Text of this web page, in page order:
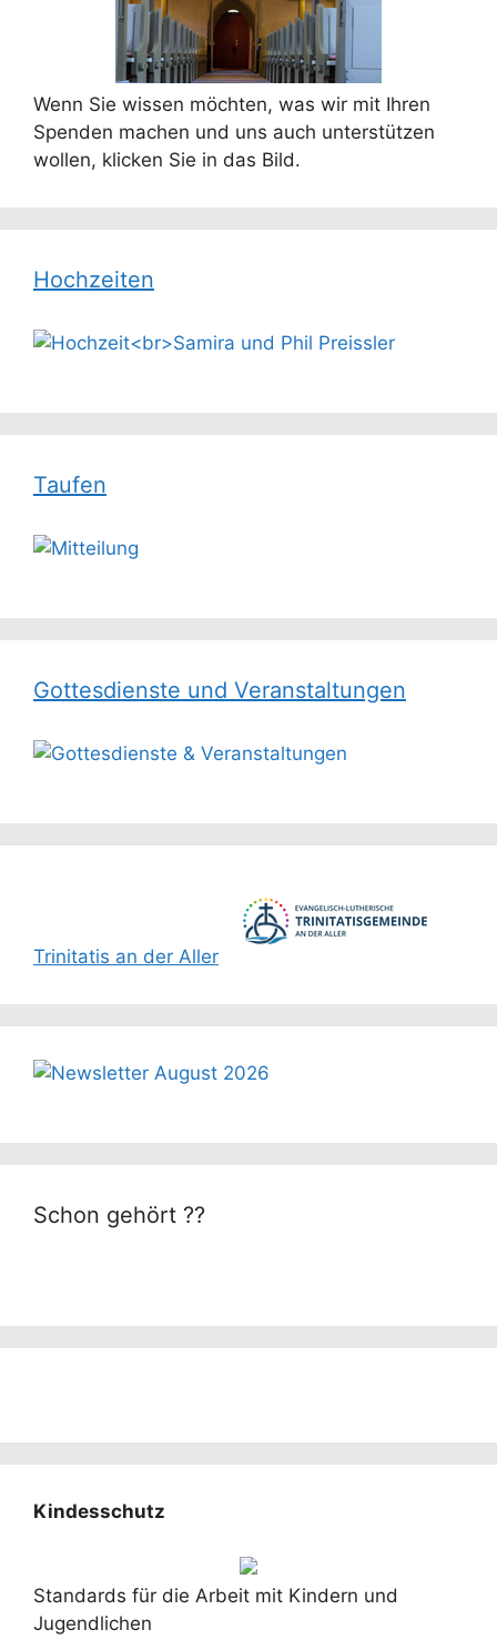
Wenn Sie wissen möchten, was wir mit Ihren
Spenden machen und uns auch unterstützen
wollen, klicken Sie in das Bild.
Hochzeiten
Taufen
Gottesdienste und Veranstaltungen
Trinitatis an der Aller
Schon gehört ??
Kindesschutz
Standards für die Arbeit mit Kindern und
Jugendlichen